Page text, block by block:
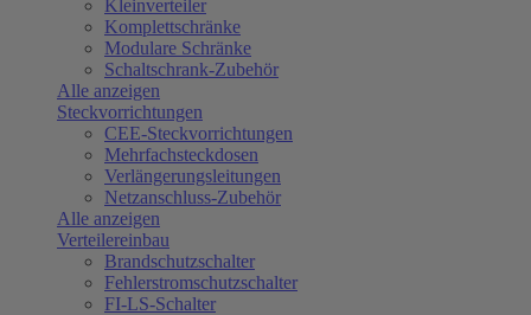
Kleinverteiler
Komplettschränke
Modulare Schränke
Schaltschrank-Zubehör
Alle anzeigen
Steckvorrichtungen
CEE-Steckvorrichtungen
Mehrfachsteckdosen
Verlängerungsleitungen
Netzanschluss-Zubehör
Alle anzeigen
Verteilereinbau
Brandschutzschalter
Fehlerstromschutzschalter
FI-LS-Schalter